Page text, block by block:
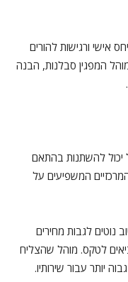
אישי ורגישות להורים
המפגין סבלנות, הבנה
יכול להשתנות בהתאם
המשפיעים על
טוב נוטים לגבות מחירים
לטקס. מוהל שהצליח
יותר עבור שירותיו.